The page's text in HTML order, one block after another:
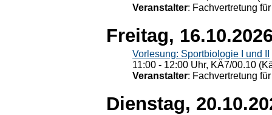
Veranstalter: Fachvertretung
Freitag,
Vorlesung: Sportbiologie I und II
11:00 - 12:00 Uhr, KÄ7/00.10
Veranstalter: Fachvertretung
Dienstag,